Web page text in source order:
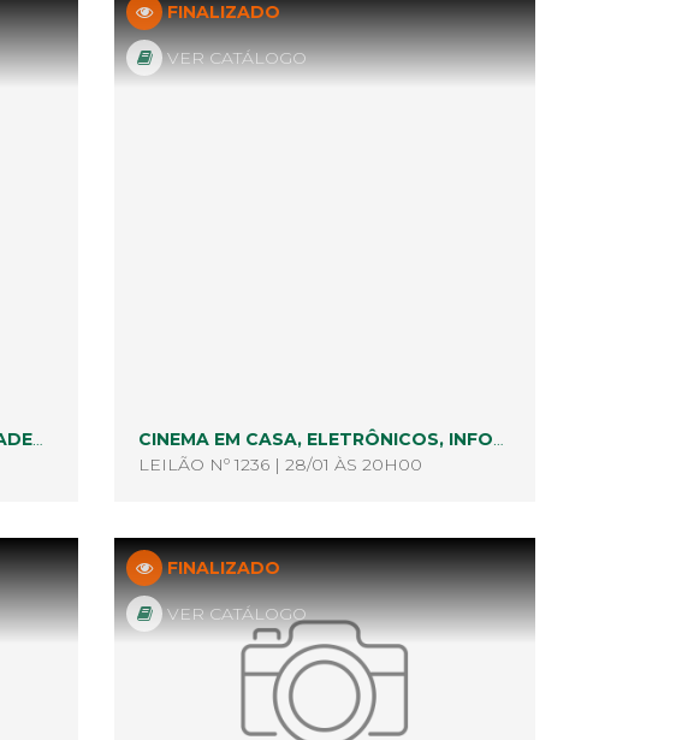
SEGUNDO LEILÃO DE OPORTUNIDADES E VARIEDADES DE 2021
CINEMA EM CASA, ELETRÔNICOS, INFORMÁTICA E VARIEDADES
LEILÃO Nº 1236 | 28/01 ÀS 20H00
FINALIZADO
VER CATÁLOGO
FINALIZADO
VER CATÁLOGO